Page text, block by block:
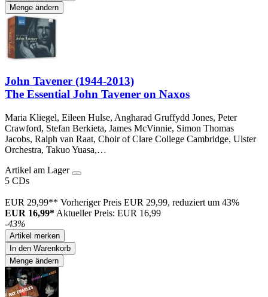
Menge ändern
John Tavener (1944-2013)
The Essential John Tavener on Naxos
Maria Kliegel, Eileen Hulse, Angharad Gruffydd Jones, Peter
Crawford, Stefan Berkieta, James McVinnie, Simon Thomas
Jacobs, Ralph van Raat, Choir of Clare College Cambridge, Ulster
Orchestra, Takuo Yuasa,…
Artikel am Lager
5 CDs
EUR 29,99** Vorheriger Preis EUR 29,99, reduziert um 43%
EUR 16,99* Aktueller Preis: EUR 16,99
-43%
Artikel merken
In den Warenkorb
Menge ändern